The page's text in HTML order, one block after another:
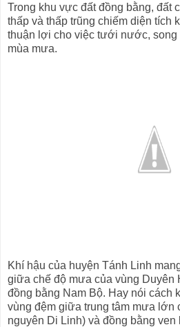
Trong khu vực đất đồng bằng, đất
thấp và thấp trũng chiếm diện tích
thuận lợi cho việc tưới nước,
mùa mưa.
Khí hậu của huyện Tánh Linh
giữa chế độ mưa của vùng Duyên
đồng bằng Nam Bộ. Hay nói cách
vùng đệm giữa trung tâm mưa lớn
nguyên Di Linh) và đồng bằng ven